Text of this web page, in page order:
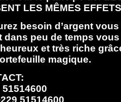
LES MÊMES
besoin d’argent vous
dans peu de temps vous
et très riche
magique.
51514600